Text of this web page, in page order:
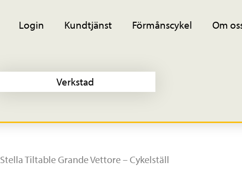
Login Kundtjänst Förmånscykel Om
Verkstad
Stella Tiltable Grande Vettore – Cykelställ